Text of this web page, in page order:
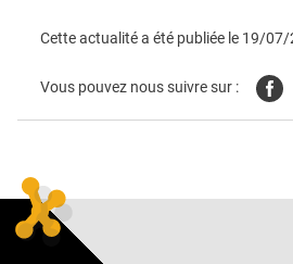
Cette actualité a été publiée le 19/07/
Vous pouvez nous suivre sur :